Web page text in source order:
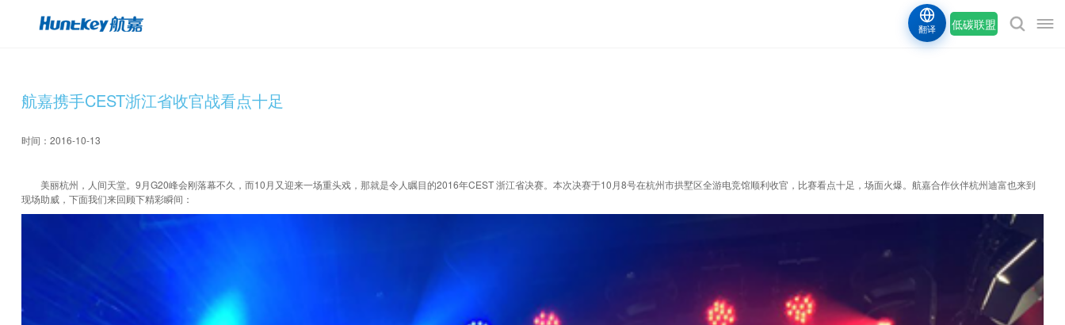
低碳联盟
翻译
航嘉携手CEST浙江省收官战看点十足
时间：2016-10-13
美丽杭州，人间天堂。9月G20峰会刚落幕不久，而10月又迎来一场重头戏，那就是令人瞩目的2016年CEST 浙江省决赛。本次决赛于10月8号在杭州市拱墅区全游电竞馆顺利收官，比赛看点十足，场面火爆。航嘉合作伙伴杭州迪富也来到
现场助威，下面我们来回顾下精彩瞬间：